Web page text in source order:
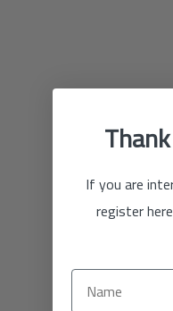
If you are
register